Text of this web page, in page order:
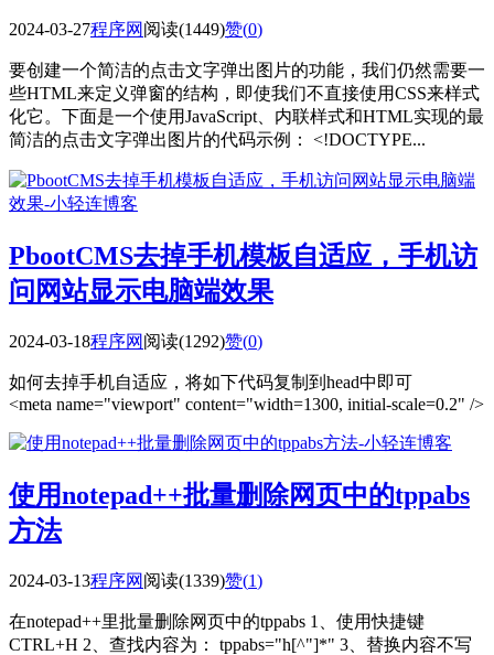
2024-03-27程序网 阅读(1449)赞(0)
要创建一个简洁的点击文字弹出图片的功能，我们仍然需要一
些HTML来定义弹窗的结构，即使我们不直接使用CSS来样式
化它。下面是一个使用JavaScript、内联样式和HTML实现的最
简洁的点击文字弹出图片的代码示例： <!DOCTYPE...
PbootCMS去掉手机模板自适应，手机访
问网站显示电脑端效果
2024-03-18程序网 阅读(1292)赞(0)
如何去掉手机自适应，将如下代码复制到head中即可
<meta name="viewport" content="width=1300, initial-scale=0.2" />
使用notepad++批量删除网页中的tppabs
方法
2024-03-13程序网 阅读(1339)赞(1)
在notepad++里批量删除网页中的tppabs 1、使用快捷键
CTRL+H 2、查找内容为： tppabs="h[^"]*" 3、替换内容不写